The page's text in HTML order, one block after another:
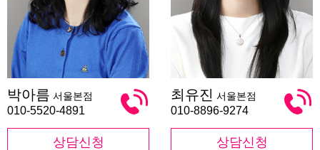
아
름
박아름 서울본점
010-5520-4891
상담신청
유
진
최유진 서울본점
010-8896-9274
상담신청